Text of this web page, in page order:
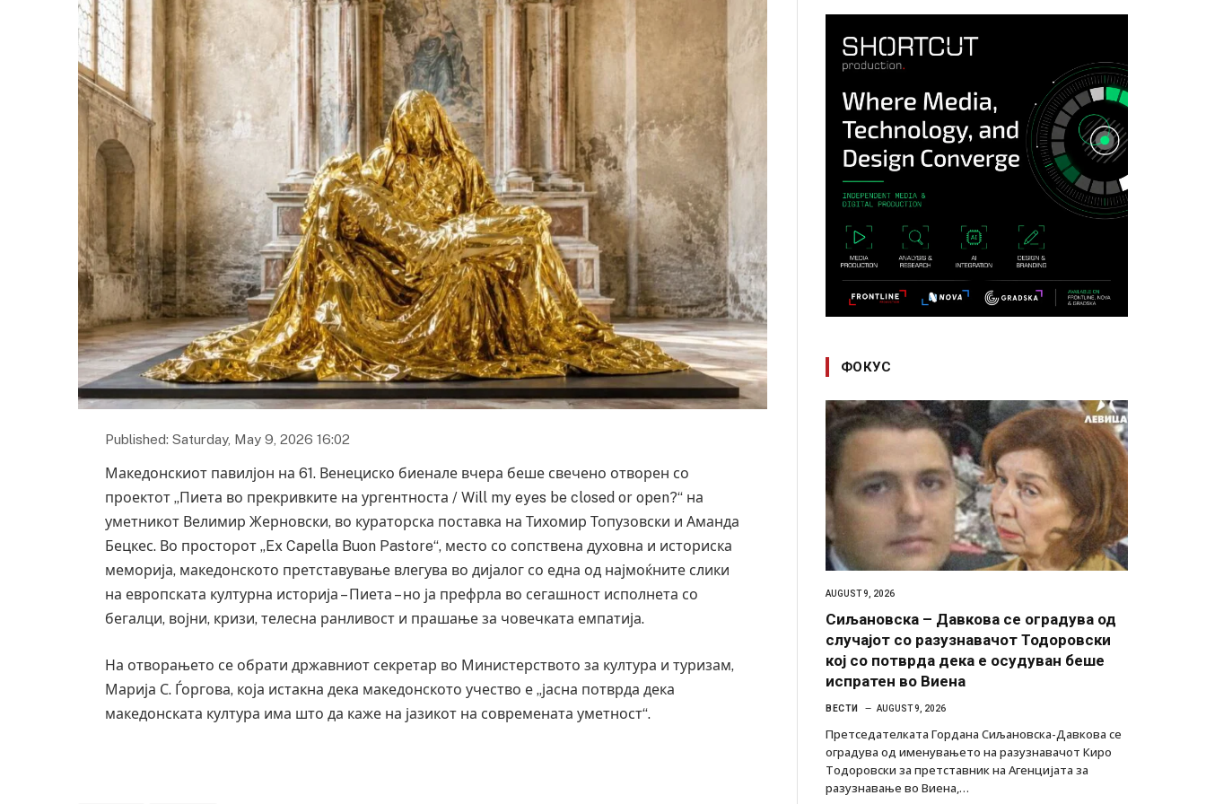
Published: Saturday, May 9, 2026 16:02
Македонскиот павилјон на 61. Венециско биенале вчера беше свечено отворен со
проектот „Пиета во прекривките на ургентноста / Will my eyes be closed or open?“ на
уметникот Велимир Жерновски, во кураторска поставка на Тихомир Топузовски и Аманда
Бецкес. Во просторот „Ex Capella Buon Pastore“, место со сопствена духовна и историска
меморија, македонското претставување влегува во дијалог со една од најмоќните слики
на европската културна историја – Пиета – но ја префрла во сегашност исполнета со
бегалци, војни, кризи, телесна ранливост и прашање за човечката емпатија.
На отворањето се обрати државниот секретар во Министерството за култура и туризам,
Марија С. Ѓоргова, која истакна дека македонското учество е „јасна потврда дека
македонската култура има што да каже на јазикот на современата уметност“.
ФОКУС
AUGUST 9, 2026
Сиљановска – Давкова се оградува од
случајот со разузнавачот Тодоровски
кој со потврда дека е осудуван беше
испратен во Виена
ВЕСТИ AUGUST 9, 2026
Претседателката Гордана Сиљановска-Давкова се
оградува од именувањето на разузнавачот Киро
Тодоровски за претставник на Агенцијата за
разузнавање во Виена,…